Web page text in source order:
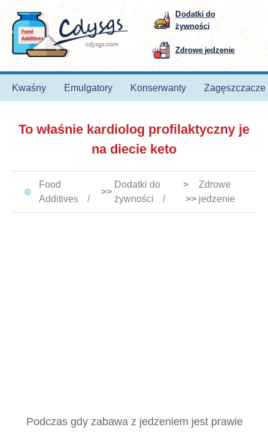
Dodatki do
żywności
Zdrowe jedzenie
Kwaśny Emulgatory Konserwanty Zagęszczacze
To właśnie kardiolog profilaktyczny je
na diecie keto
Food
Additives
>>
Dodatki do
żywności
>
>>
Zdrowe
jedzenie
Podczas gdy zabawa z jedzeniem jest prawie